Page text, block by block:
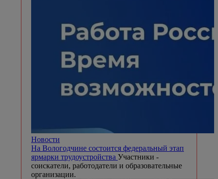
Новости
На Вологодчине состоится федеральный этап
ярмарки трудоустройства Участники -
соискатели, работодатели и образовательные
организации.